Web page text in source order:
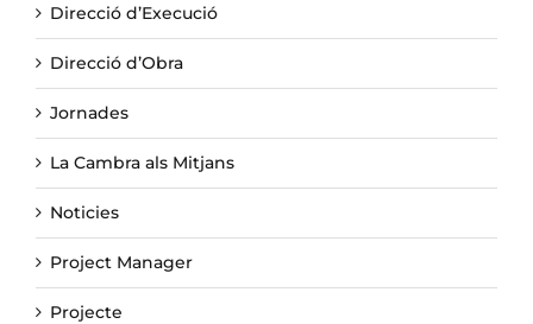
Direcció d’Execució
Direcció d’Obra
Jornades
La Cambra als Mitjans
Noticies
Project Manager
Projecte